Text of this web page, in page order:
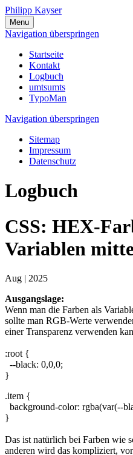
Philipp Kayser
Menu
Navigation überspringen
Startseite
Kontakt
Logbuch
umtsumts
TypoMan
Navigation überspringen
Sitemap
Impressum
Datenschutz
Logbuch
CSS: HEX-
Variablen
Aug | 2025
Ausgangslage:
Wenn man die Farben als
sollte man RGB-Werte
einer Transparenz verwenden
:root {
--black: 0,0,0;
}
.item {
background-color: rgba(var(--
}
Das ist natürlich bei Farben wie
anderen wird das kompliziert,